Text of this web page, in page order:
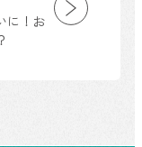
に！お